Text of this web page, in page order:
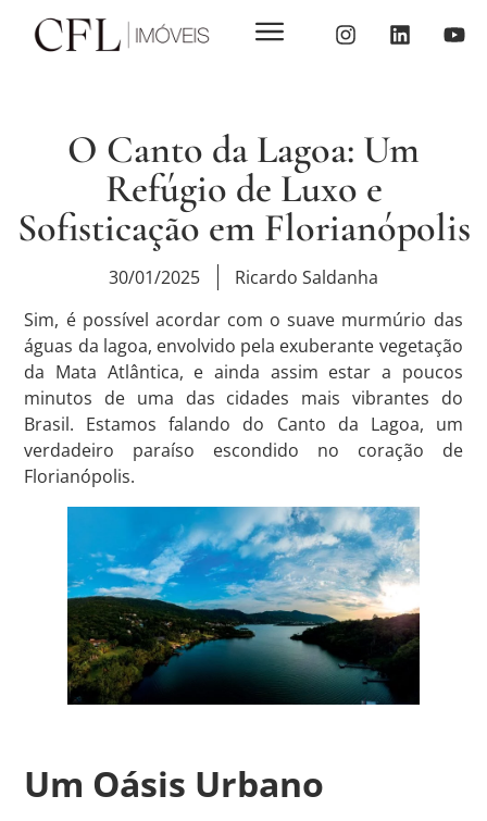
O Canto da Lagoa: Um
Refúgio de Luxo e
Sofisticação em Florianópolis
30/01/2025
Ricardo Saldanha
Sim, é possível acordar com o suave murmúrio das
águas da lagoa, envolvido pela exuberante vegetação
da Mata Atlântica, e ainda assim estar a poucos
minutos de uma das cidades mais vibrantes do
Brasil. Estamos falando do Canto da Lagoa, um
verdadeiro paraíso escondido no coração de
Florianópolis.
Um Oásis Urbano